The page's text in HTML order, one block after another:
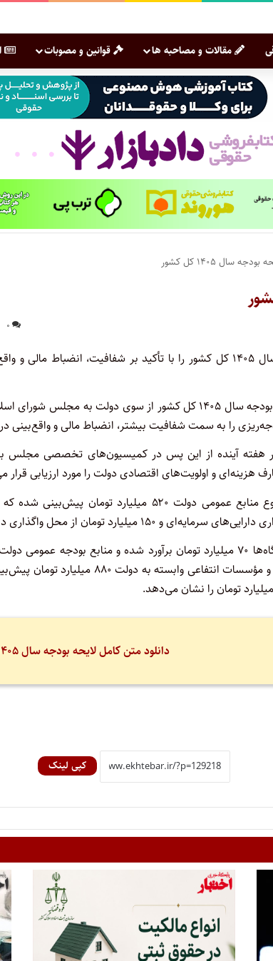
مقالات و مصاحبه ها قوانین و مصوبات
بودجه سال ۱۴۰۵ کل کشور
۰
دولت لایحه بودجه سال ۱۴۰۵ کل کشور را با تأکید بر شفافیت،
به گزارش اختبار به نقل از تسنیم، لایحه بودجه سال ۱۴۰۵ کل کشور از
را به سمت شفافیت بیشتر، انضباط مالی و واقع‌بینی
تایید کلیات در هفته آینده از این پس در کمیسیون‌های
هزینه‌ای و اولویت‌های اقتصادی دولت را مورد ارزیابی قرار
همچنین منابع شرکت‌های دولتی، بانک‌ها و
دانلود متن کامل لایحه بودجه سال ۱۴۰۵
کپی لینک